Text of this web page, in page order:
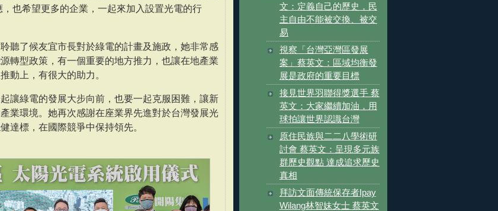
也希望更多的企業，一起來加入設置光電的行
聽了候友宜市長對於綠電的計畫及施政，她非常感
轉型政策，有一個重要的地方推力，也讓在地產業
動上，有很大的助力。
讓綠電的發展大步向前，也要一起克服困難，讓新
業環境。她再次感謝在座業界先進對於台灣發展光
達標，在國際競爭中保持領先。
文：定義自己的歷史，民
主自由不能被交換、被交
易
視察「台灣亞灣區發展
案」蔡英文：區域均衡發
展是政府的重要目標
接見世界羽聯得獎選手 蔡
英文：大家繼續加油，用
球拍讓世界認識台灣
原住民族與二二八學術研
討會 蔡英文：呈現多元族
群歷史觀點 達成追求歷史
真相
拜訪文面傳統保存者Ipay
Wilang林智妹女士 蔡英文